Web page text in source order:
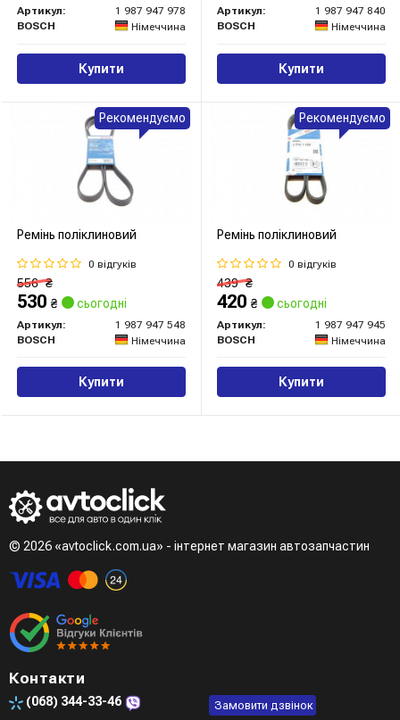
Артикул:
1 987 947 978
BOSCH
Німеччина
Купити
Артикул:
1 987 947 840
BOSCH
Німеччина
Купити
Ремінь поліклиновий
0 відгуків
556₴
530 ₴ сьогодні
Артикул:
1 987 947 548
BOSCH
Німеччина
Купити
Рекомендуємо
Ремінь поліклиновий
0 відгуків
439₴
420 ₴ сьогодні
Артикул:
1 987 947 945
BOSCH
Німеччина
Купити
Рекомендуємо
© 2026 «avtoclick.com.ua» - інтернет магазин автозапчастин
Контакти
(068) 344-33-46 Замовити дзвінок